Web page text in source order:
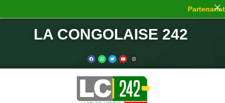
LA CONGOLAISE 242
Partenariat